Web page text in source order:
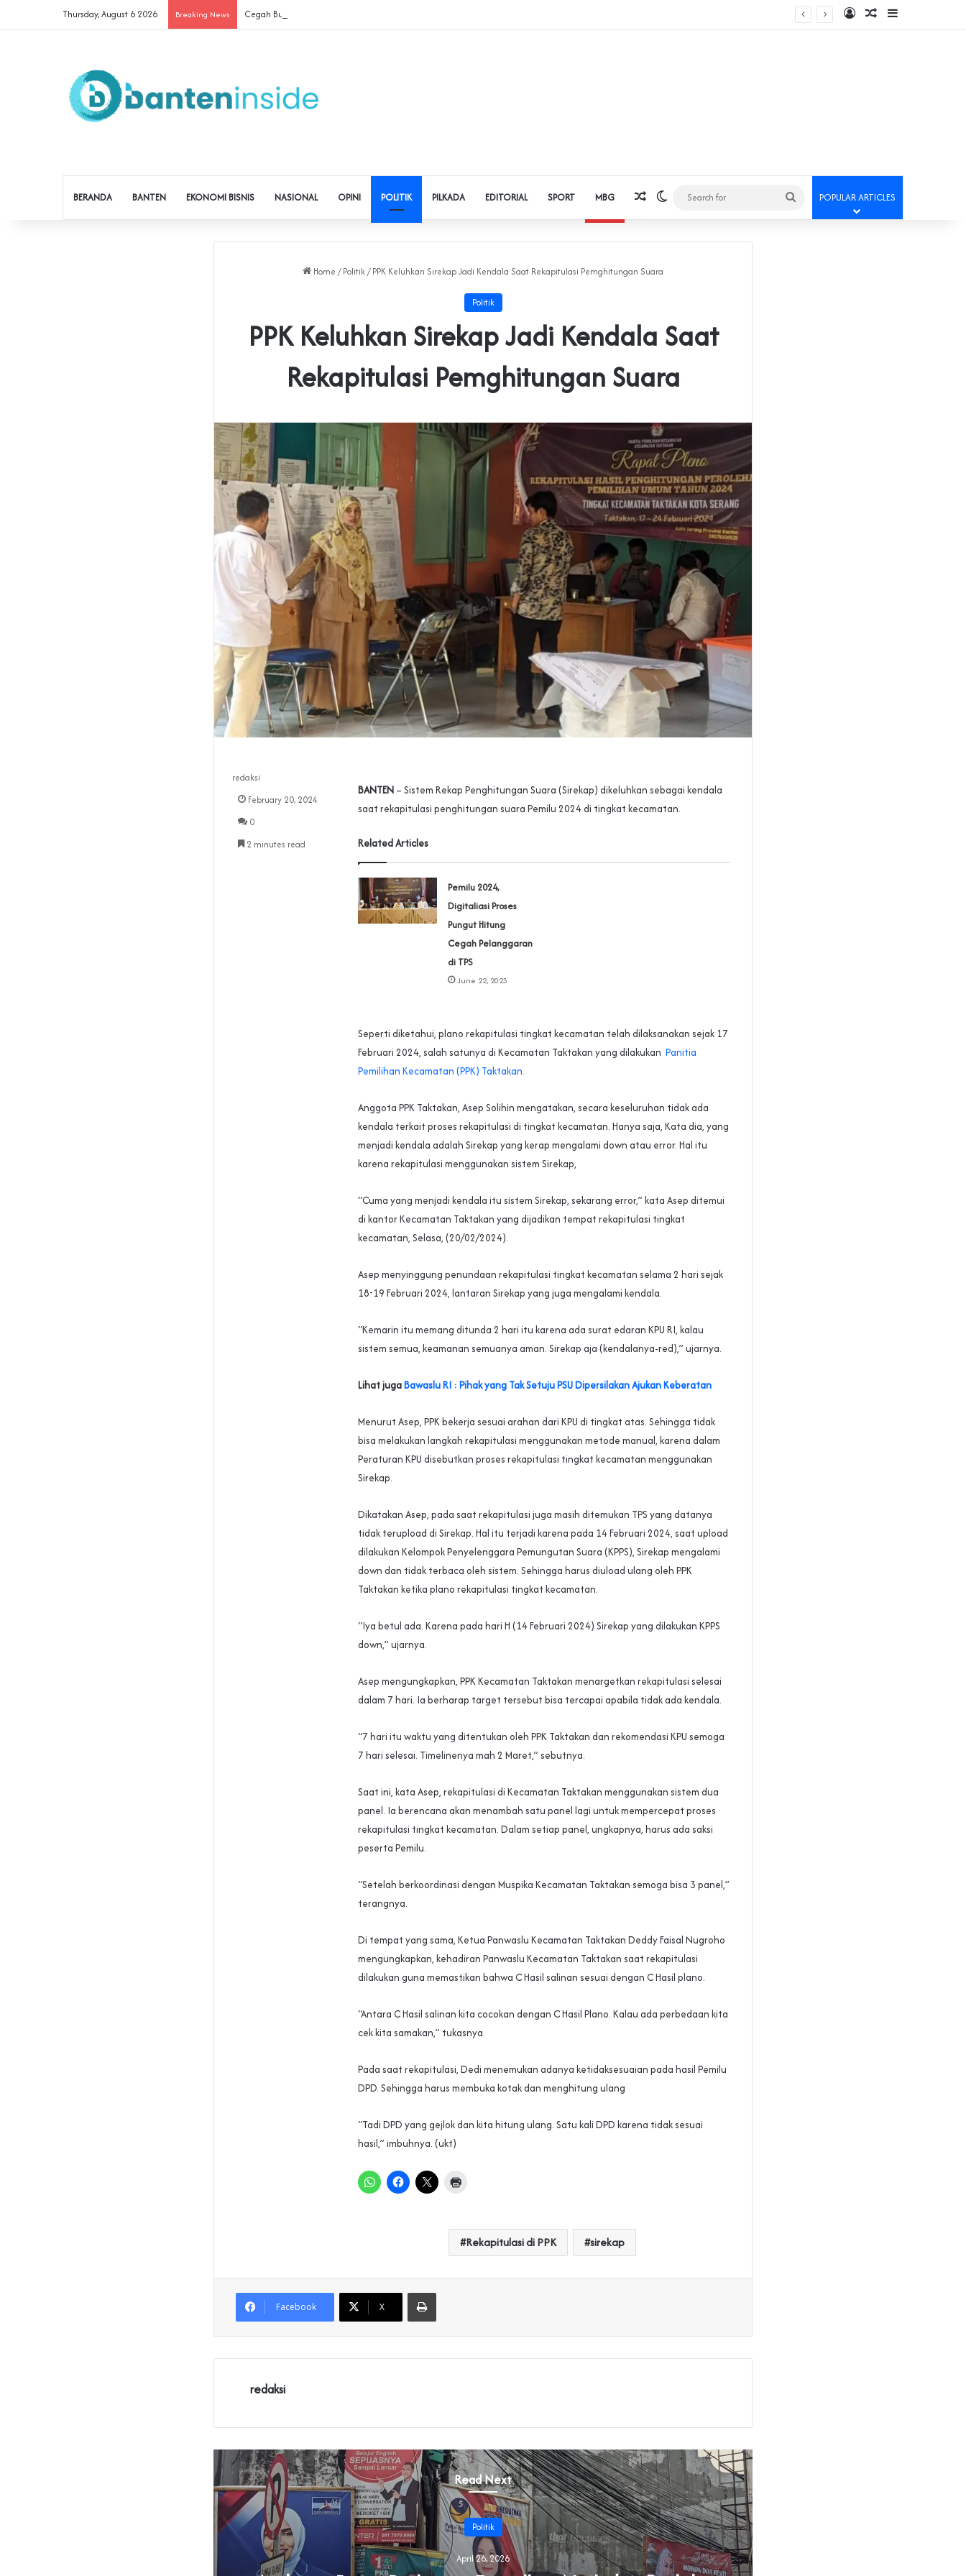
Thursday, August 6 2026 Breaking News Cegah Buruh Terjerat Judol dan Pinjol, Polda Banten Gandeng SPSI Perkuat Literasi Digital Log InRandom Article
Sidebar
BERANDA BANTEN EKONOMI BISNIS NASIONAL OPINI POLITIK PILKADA EDITORIAL SPORT MBG Random Article
Switch skin
Search
for
POPULAR ARTICLES
Home / Politik/ PPK Keluhkan Sirekap Jadi Kendala Saat Rekapitulasi Pemghitungan Suara
Politik
PPK Keluhkan Sirekap Jadi Kendala Saat
Rekapitulasi Pemghitungan Suara
BANTEN – Sistem Rekap Penghitungan Suara (Sirekap) dikeluhkan sebagai kendala
saat rekapitulasi penghitungan suara Pemilu 2024 di tingkat kecamatan.
Related Articles
Pemilu 2024,
Digitaliasi Proses
Pungut Hitung
Cegah Pelanggaran
di TPS
June 22, 2023
Seperti diketahui, plano rekapitulasi tingkat kecamatan telah dilaksanakan sejak 17
Februari 2024, salah satunya di Kecamatan Taktakan yang dilakukan Panitia
Pemilihan Kecamatan (PPK) Taktakan.
Anggota PPK Taktakan, Asep Solihin mengatakan, secara keseluruhan tidak ada
kendala terkait proses rekapitulasi di tingkat kecamatan. Hanya saja, Kata dia, yang
menjadi kendala adalah Sirekap yang kerap mengalami down atau error. Hal itu
karena rekapitulasi menggunakan sistem Sirekap,
“Cuma yang menjadi kendala itu sistem Sirekap, sekarang error,” kata Asep ditemui
di kantor Kecamatan Taktakan yang dijadikan tempat rekapitulasi tingkat
kecamatan, Selasa, (20/02/2024).
Asep menyinggung penundaan rekapitulasi tingkat kecamatan selama 2 hari sejak
18-19 Februari 2024, lantaran Sirekap yang juga mengalami kendala.
“Kemarin itu memang ditunda 2 hari itu karena ada surat edaran KPU RI, kalau
sistem semua, keamanan semuanya aman. Sirekap aja (kendalanya-red),” ujarnya.
Lihat jugaBawaslu RI : Pihak yang Tak Setuju PSU Dipersilakan Ajukan Keberatan
Menurut Asep, PPK bekerja sesuai arahan dari KPU di tingkat atas. Sehingga tidak
bisa melakukan langkah rekapitulasi menggunakan metode manual, karena dalam
Peraturan KPU disebutkan proses rekapitulasi tingkat kecamatan menggunakan
Sirekap.
Dikatakan Asep, pada saat rekapitulasi juga masih ditemukan TPS yang datanya
tidak terupload di Sirekap. Hal itu terjadi karena pada 14 Februari 2024, saat upload
dilakukan Kelompok Penyelenggara Pemungutan Suara (KPPS), Sirekap mengalami
down dan tidak terbaca oleh sistem. Sehingga harus diuload ulang oleh PPK
Taktakan ketika plano rekapitulasi tingkat kecamatan.
“Iya betul ada. Karena pada hari H (14 Februari 2024) Sirekap yang dilakukan KPPS
down,” ujarnya.
Asep mengungkapkan, PPK Kecamatan Taktakan menargetkan rekapitulasi selesai
dalam 7 hari. Ia berharap target tersebut bisa tercapai apabila tidak ada kendala.
“7 hari itu waktu yang ditentukan oleh PPK Taktakan dan rekomendasi KPU semoga
7 hari selesai. Timelinenya mah 2 Maret,” sebutnya.
Saat ini, kata Asep, rekapitulasi di Kecamatan Taktakan menggunakan sistem dua
panel. Ia berencana akan menambah satu panel lagi untuk mempercepat proses
rekapitulasi tingkat kecamatan. Dalam setiap panel, ungkapnya, harus ada saksi
peserta Pemilu.
“Setelah berkoordinasi dengan Muspika Kecamatan Taktakan semoga bisa 3 panel,”
terangnya.
Di tempat yang sama, Ketua Panwaslu Kecamatan Taktakan Deddy Faisal Nugroho
mengungkapkan, kehadiran Panwaslu Kecamatan Taktakan saat rekapitulasi
dilakukan guna memastikan bahwa C Hasil salinan sesuai dengan C Hasil plano.
“Antara C Hasil salinan kita cocokan dengan C Hasil Plano. Kalau ada perbedaan kita
cek kita samakan,” tukasnya.
Pada saat rekapitulasi, Dedi menemukan adanya ketidaksesuaian pada hasil Pemilu
DPD. Sehingga harus membuka kotak dan menghitung ulang
“Tadi DPD yang gejlok dan kita hitung ulang. Satu kali DPD karena tidak sesuai
hasil,” imbuhnya. (ukt)
Rekapitulasi di PPK sirekap
redaksi
February 20, 2024
0
2 minutes read
Facebook X
Print
redaksi
Read Next
Politik
April 26, 2026